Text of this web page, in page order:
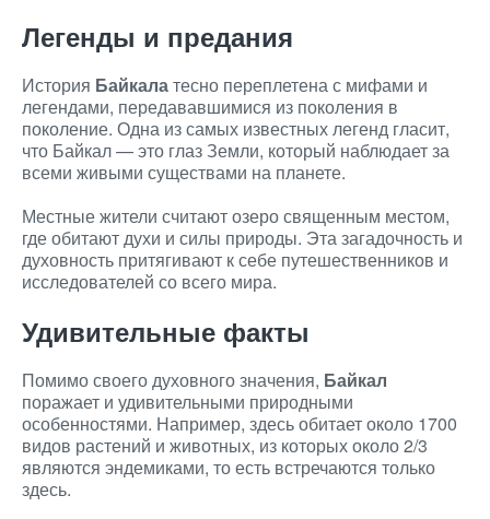
Легенды и предания
История Байкалатесно переплетена с мифами и
легендами, передававшимися из поколения в
поколение. Одна из самых известных легенд гласит,
что Байкал — это глаз Земли, который наблюдает за
всеми живыми существами на планете.
Местные жители считают озеро священным местом,
где обитают духи и силы природы. Эта загадочность и
духовность притягивают к себе путешественников и
исследователей со всего мира.
Удивительные факты
Помимо своего духовного значения, Байкал
поражает и удивительными природными
особенностями. Например, здесь обитает около 1700
видов растений и животных, из которых около 2/3
являются эндемиками, то есть встречаются только
здесь.